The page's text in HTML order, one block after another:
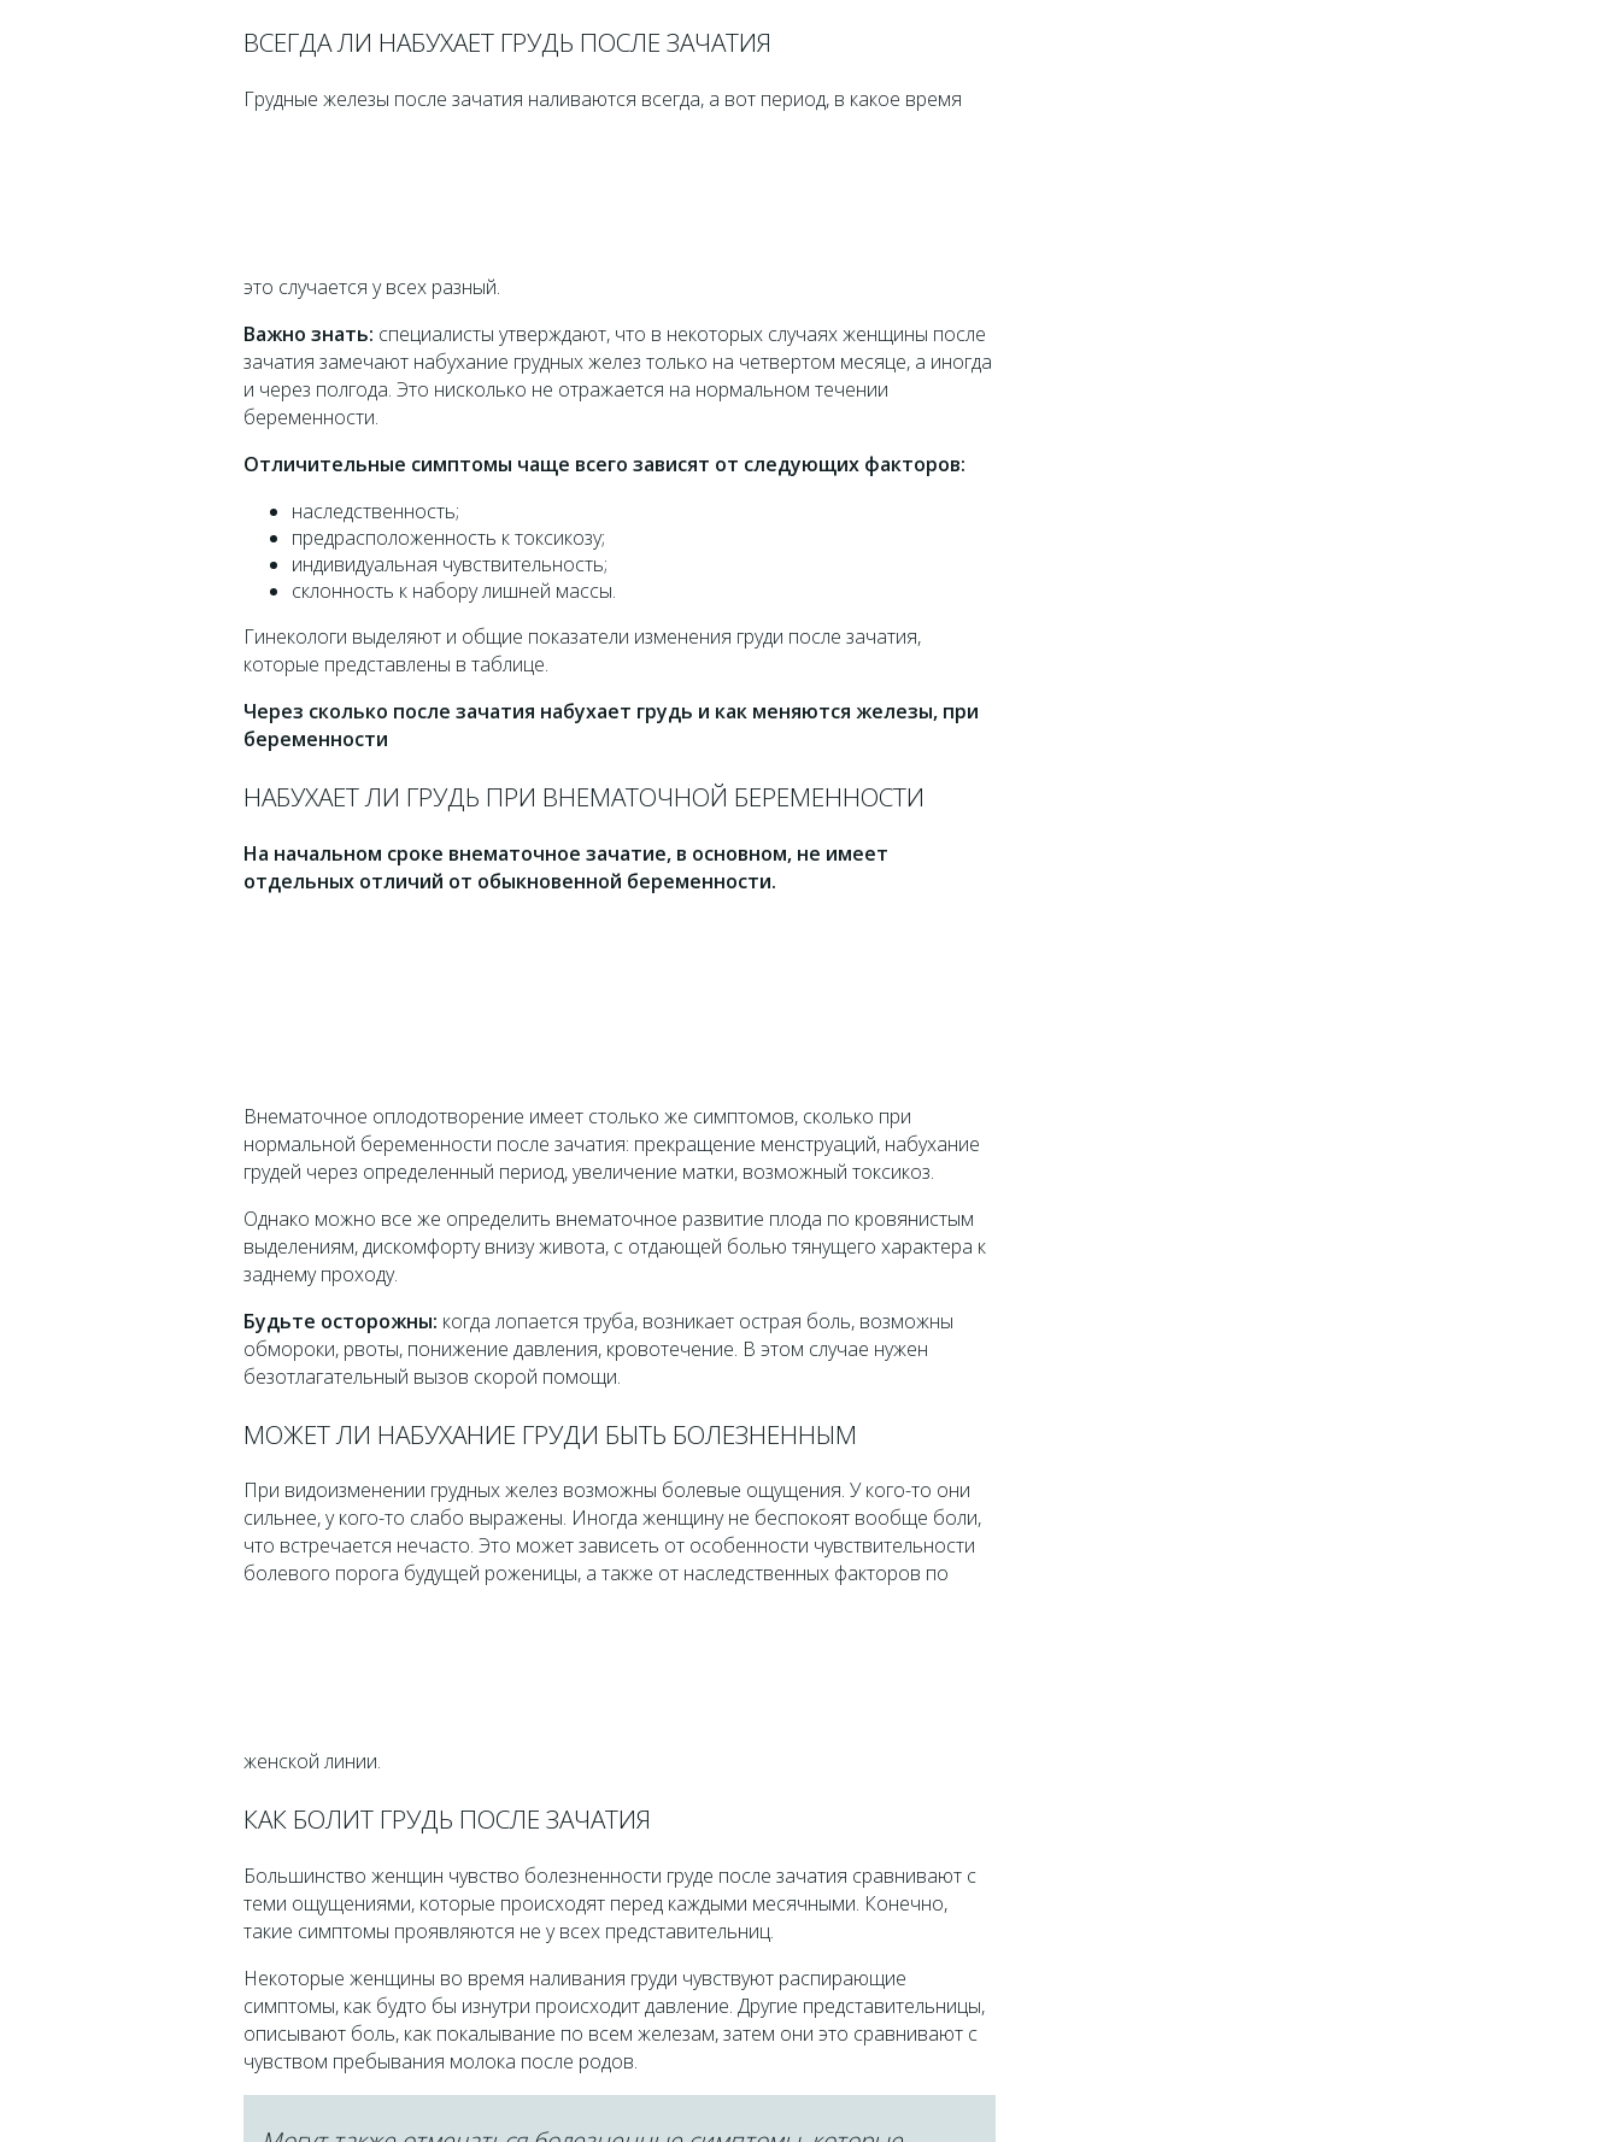
ВСЕГДА ЛИ НАБУХАЕТ ГРУДЬ ПОСЛЕ ЗАЧАТИЯ
Грудные железы после зачатия наливаются всегда, а вот период, в какое время
это случается у всех разный.
Важно знать: специалисты утверждают, что в некоторых случаях женщины после
зачатия замечают набухание грудных желез только на четвертом месяце, а иногда
и через полгода. Это нисколько не отражается на нормальном течении
беременности.
Отличительные симптомы чаще всего зависят от следующих факторов:
наследственность;
предрасположенность к токсикозу;
индивидуальная чувствительность;
склонность к набору лишней массы.
Гинекологи выделяют и общие показатели изменения груди после зачатия,
которые представлены в таблице.
Через сколько после зачатия набухает грудь и как меняются железы, при
беременности
НАБУХАЕТ ЛИ ГРУДЬ ПРИ ВНЕМАТОЧНОЙ БЕРЕМЕННОСТИ
На начальном сроке внематочное зачатие, в основном, не имеет
отдельных отличий от обыкновенной беременности.
Внематочное оплодотворение имеет столько же симптомов, сколько при
нормальной беременности после зачатия: прекращение менструаций, набухание
грудей через определенный период, увеличение матки, возможный токсикоз.
Однако можно все же определить внематочное развитие плода по кровянистым
выделениям, дискомфорту внизу живота, с отдающей болью тянущего характера к
заднему проходу.
Будьте осторожны: когда лопается труба, возникает острая боль, возможны
обмороки, рвоты, понижение давления, кровотечение. В этом случае нужен
безотлагательный вызов скорой помощи.
МОЖЕТ ЛИ НАБУХАНИЕ ГРУДИ БЫТЬ БОЛЕЗНЕННЫМ
При видоизменении грудных желез возможны болевые ощущения. У кого-то они
сильнее, у кого-то слабо выражены. Иногда женщину не беспокоят вообще боли,
что встречается нечасто. Это может зависеть от особенности чувствительности
болевого порога будущей роженицы, а также от наследственных факторов по
женской линии.
КАК БОЛИТ ГРУДЬ ПОСЛЕ ЗАЧАТИЯ
Большинство женщин чувство болезненности груде после зачатия сравнивают с
теми ощущениями, которые происходят перед каждыми месячными. Конечно,
такие симптомы проявляются не у всех представительниц.
Некоторые женщины во время наливания груди чувствуют распирающие
симптомы, как будто бы изнутри происходит давление. Другие представительницы,
описывают боль, как покалывание по всем железам, затем они это сравнивают с
чувством пребывания молока после родов.